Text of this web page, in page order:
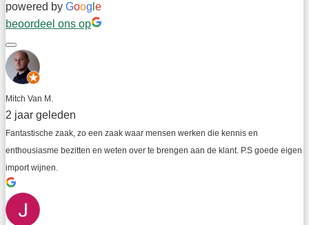
powered by Goog e
beoordeel ons op
Mitch Van M.
2 jaar geleden
Fantastische zaak, zo een zaak waar mensen werken die kennis en
enthousiasme bezitten en weten over te brengen aan de klant. P.S goede eigen
import wijnen.